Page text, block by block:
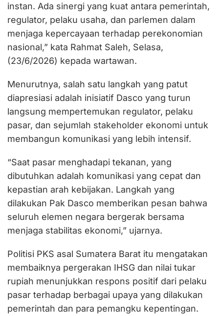
instan. Ada sinergi yang kuat antara pemerintah,
regulator, pelaku usaha, dan parlemen dalam
menjaga kepercayaan terhadap perekonomian
nasional,” kata Rahmat Saleh, Selasa,
(23/6/2026) kepada wartawan.
Menurutnya, salah satu langkah yang patut
diapresiasi adalah inisiatif Dasco yang turun
langsung mempertemukan regulator, pelaku
pasar, dan sejumlah stakeholder ekonomi untuk
membangun komunikasi yang lebih intensif.
“Saat pasar menghadapi tekanan, yang
dibutuhkan adalah komunikasi yang cepat dan
kepastian arah kebijakan. Langkah yang
dilakukan Pak Dasco memberikan pesan bahwa
seluruh elemen negara bergerak bersama
menjaga stabilitas ekonomi,” ujarnya.
Politisi PKS asal Sumatera Barat itu mengatakan
membaiknya pergerakan IHSG dan nilai tukar
rupiah menunjukkan respons positif dari pelaku
pasar terhadap berbagai upaya yang dilakukan
pemerintah dan para pemangku kepentingan.